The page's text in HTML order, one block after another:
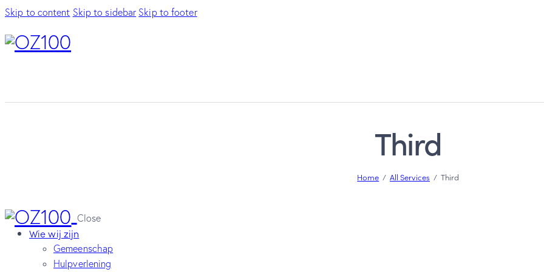
Skip to content Skip to sidebar Skip to footer
Third
Home All Services Third
Close
Wie wij zijn
Gemeenschap
Hulpverlening